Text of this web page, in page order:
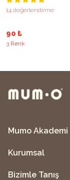
14 değerlendirme
90 ₺
3 Renk
Mumo Akademi
Kurumsal
Bizimle Tanış